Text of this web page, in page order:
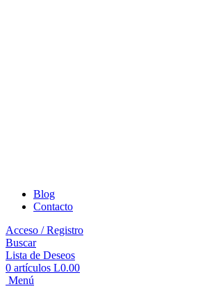
Blog
Contacto
Acceso / Registro
Buscar
Lista de Deseos
0 artículos L0.00
Menú